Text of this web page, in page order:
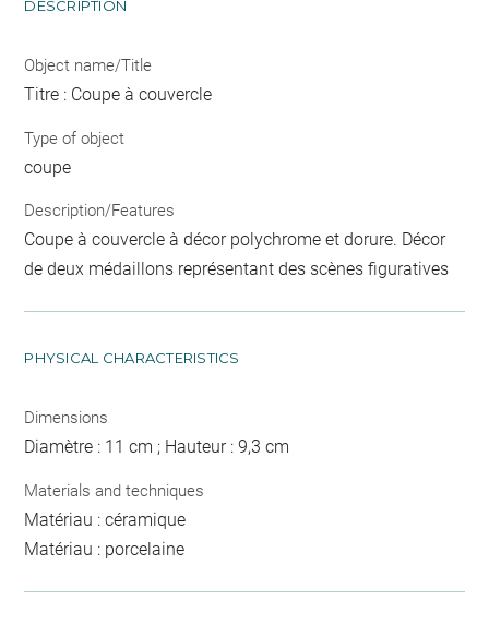
DESCRIPTION
Object name/Title
Titre : Coupe à couvercle
Type of object
coupe
Description/Features
Coupe à couvercle à décor polychrome et dorure. Décor
de deux médaillons représentant des scènes figuratives
PHYSICAL CHARACTERISTICS
Dimensions
Diamètre : 11 cm ; Hauteur : 9,3 cm
Materials and techniques
Matériau : céramique
Matériau : porcelaine